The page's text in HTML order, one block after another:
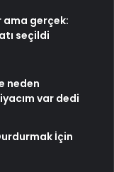
ama gerçek:
seçildi
neden
var dedi
İçin